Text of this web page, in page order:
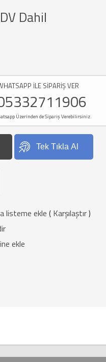
Dahil
İLE SİPARİŞ VER
Üzerinden de Sipariş Verebilirsiniz.
Tek Tıkla Al
listeme ekle ( Karşılaştır)
ekle